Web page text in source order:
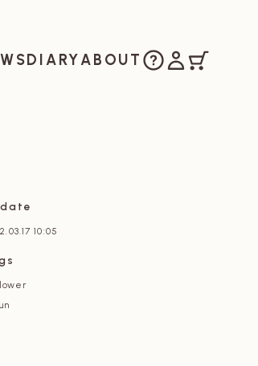
お知らせ
DIARY日記
ABOUT 私たちについて
ご購入方法
マイアカウ
10:05